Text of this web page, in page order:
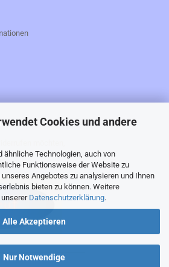
Cookies und andere
ähnliche Technologien, auch von
Funktionsweise der Website zu
Angebotes zu analysieren und Ihnen
bieten zu können. Weitere
Datenschutzerklärung.
Alle Akzeptieren
Nur Notwendige
möchten,